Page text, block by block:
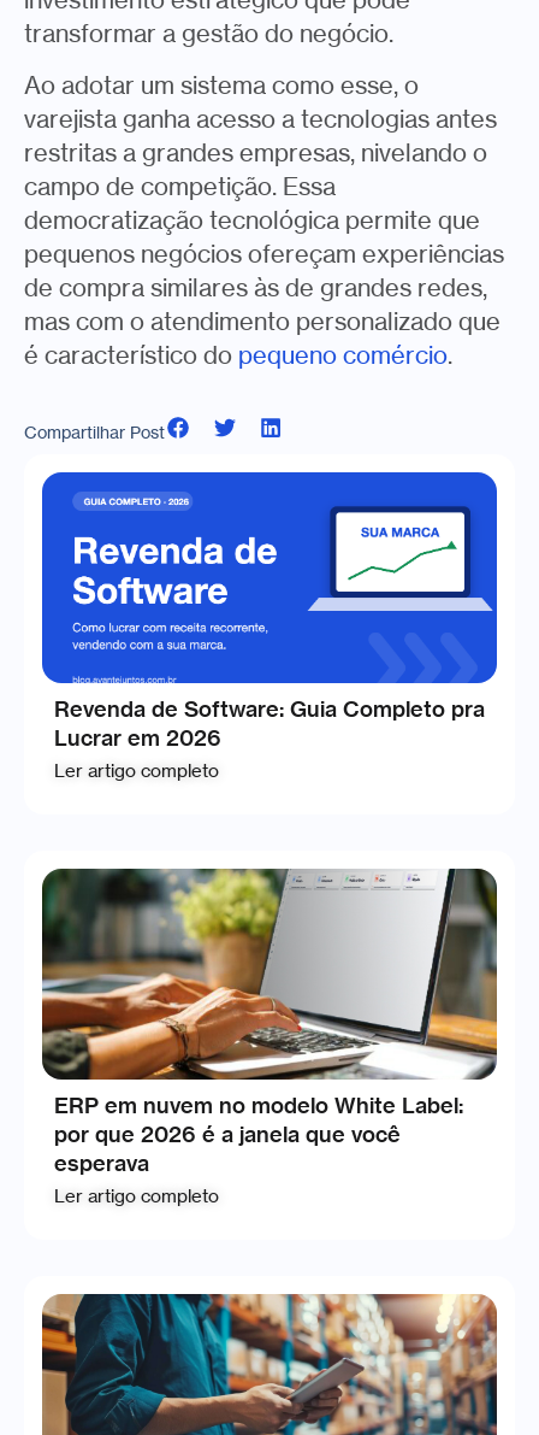
transformar a gestão do negócio.
Ao adotar um sistema como esse, o
varejista ganha acesso a tecnologias antes
restritas a grandes empresas, nivelando o
campo de competição. Essa
democratização tecnológica permite que
pequenos negócios ofereçam experiências
de compra similares às de grandes redes,
mas com o atendimento personalizado que
é característico do pequeno comércio.
Compartilhar Post
Revenda de Software: Guia Completo pra
Lucrar em 2026
Ler artigo completo
ERP em nuvem no modelo White Label:
por que 2026 é a janela que você
esperava
Ler artigo completo